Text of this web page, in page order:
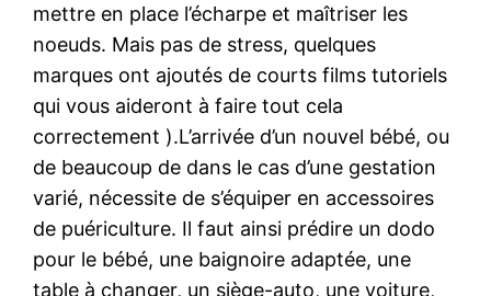
mettre en place l’écharpe et maîtriser les
noeuds. Mais pas de stress, quelques
marques ont ajoutés de courts films tutoriels
qui vous aideront à faire tout cela
correctement ).L’arrivée d’un nouvel bébé, ou
de beaucoup de dans le cas d’une gestation
varié, nécessite de s’équiper en accessoires
de puériculture. Il faut ainsi prédire un dodo
pour le bébé, une baignoire adaptée, une
table à changer, un siège-auto, une voiture,